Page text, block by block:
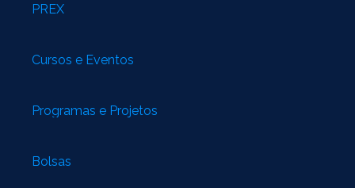
PREX
Cursos e Eventos
Programas e Projetos
Bolsas